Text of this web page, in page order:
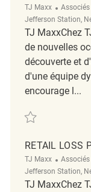
TJ Maxx
Jefferson Station,
TJ MaxxChez
de nouvelles
découverte et
d'une équipe
encourage l...
Retail Loss
RETAIL LOSS
TJ Maxx
Jefferson Station,
TJ MaxxChez